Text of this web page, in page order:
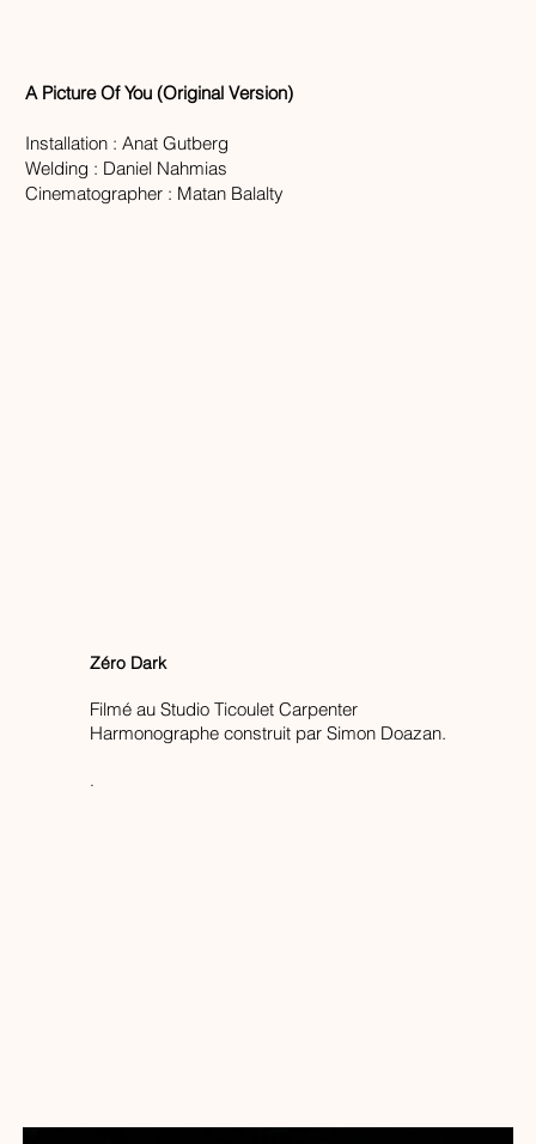
A Picture Of You (Original Version)
Installation : Anat Gutberg
Welding : Daniel Nahmias
Cinematographer : Matan Balalty
Zéro Dark
Filmé au Studio Ticoulet Carpenter
Harmonographe construit par Simon Doazan.
.